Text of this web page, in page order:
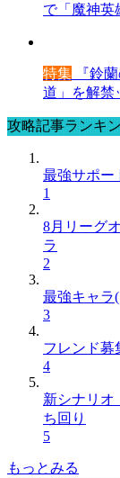
で「魔神英
特集 『鈴
道」を解禁
攻略記事ランキ
最強サポー
1
8月リーグ
ラ
2
最強キャラ
3
フレンド募
4
新シナリオ
ち回り
5
もっとみる